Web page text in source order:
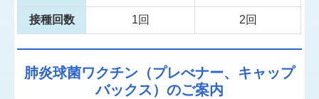
接種回数 1回 2回
肺炎球菌ワクチン（プレべナー、キャップ
バックス）のご案内